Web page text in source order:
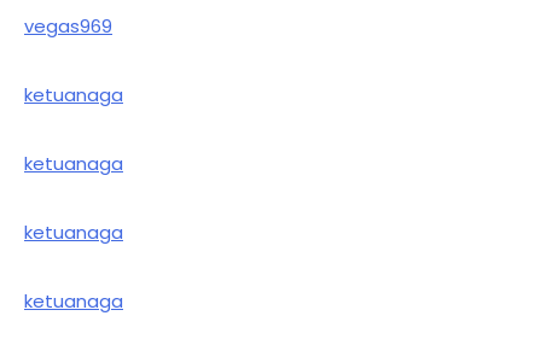
vegas969
ketuanaga
ketuanaga
ketuanaga
ketuanaga